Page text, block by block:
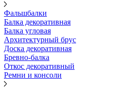
Фальшбалки
Балка декоративная
Балка угловая
Архитектурный брус
Доска декоративная
Бревно-балка
Откос декоративный
Ремни и консоли